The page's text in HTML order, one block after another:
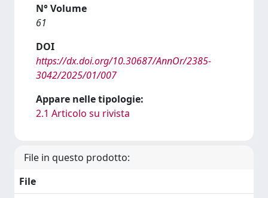
N° Volume
61
DOI
https://dx.doi.org/10.30687/AnnOr/2385-
3042/2025/01/007
Appare nelle tipologie:
2.1 Articolo su rivista
File in questo prodotto:
File